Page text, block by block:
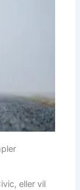
eller vil